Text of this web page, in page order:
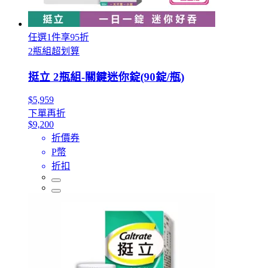
任選1件享95折
2瓶組超划算
挺立 2瓶組-關鍵迷你錠(90錠/瓶)
$5,959
下單再折
$9,200
折價券
P幣
折扣